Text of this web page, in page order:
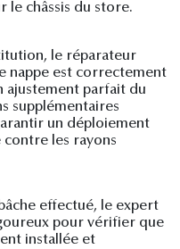
le châssis du store.
le réparateur
nappe est correctement
ajustement parfait du
supplémentaires
un déploiement
les rayons
effectué, le expert
pour vérifier que
installée et